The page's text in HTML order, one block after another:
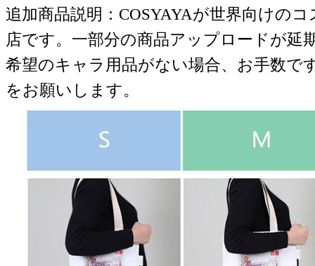
追加商品説明：COSYAYAが世界向けの
店です。一部分の商品アップロードが延
希望のキャラ用品がない場合、お手数で
をお願いします。